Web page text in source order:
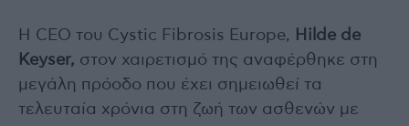
Η CEO του Cystic Fibrosis Europe,
Hilde de
Keyser, στον χαιρετισμό της αναφέρθηκε στη
μεγάλη πρόοδο που έχει σημειωθεί τα
τελευταία χρόνια στη ζωή των ασθενών με